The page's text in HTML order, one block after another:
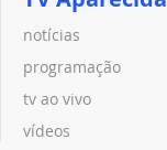
notícias
programação
tv ao vivo
vídeos